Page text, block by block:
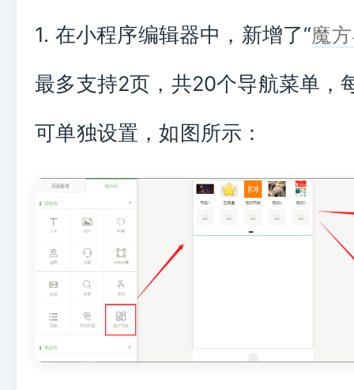
1. 在小程序编辑器中，新增了“魔
最多支持2页，共20个导航菜单，
可单独设置，如图所示：